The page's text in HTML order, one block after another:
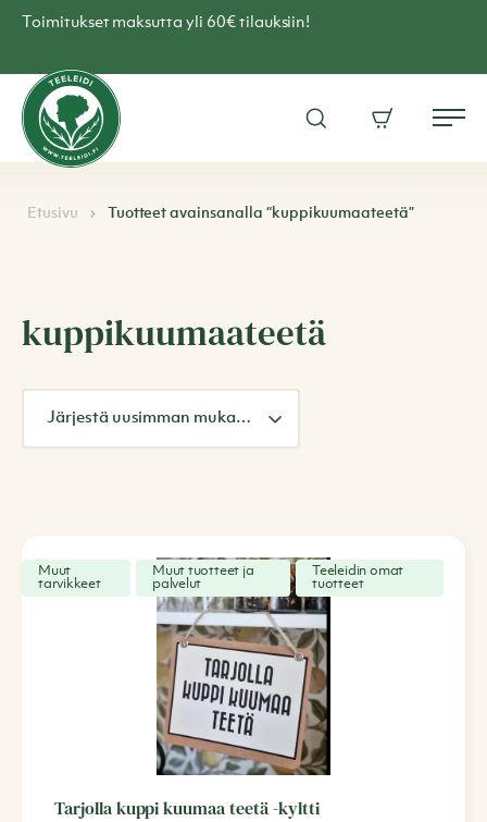
Skip
Toimitukset maksutta yli 60€ tilauksiin!
Teen
verkkokauppa
–
Teeleidi
Avaa
Ostoskori
Etusivu Tuotteet avainsanalla “kuppikuumaateetä”
kuppikuumaateetä
Muut
tarvikkeet
Muut tuotteet ja
palvelut
Teeleidin omat
tuotteet
Tarjolla kuppi kuumaa teetä -kyltti